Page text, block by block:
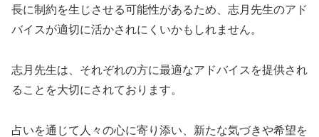
長に制約を生じさせる可能性があるため、志月先生のアド
バイスが適切に活かされにくいかもしれません。
志月先生は、それぞれの方に最適なアドバイスを提供され
ることを大切にされております。
占いを通じて人々の心に寄り添い、新たな気づきや希望を